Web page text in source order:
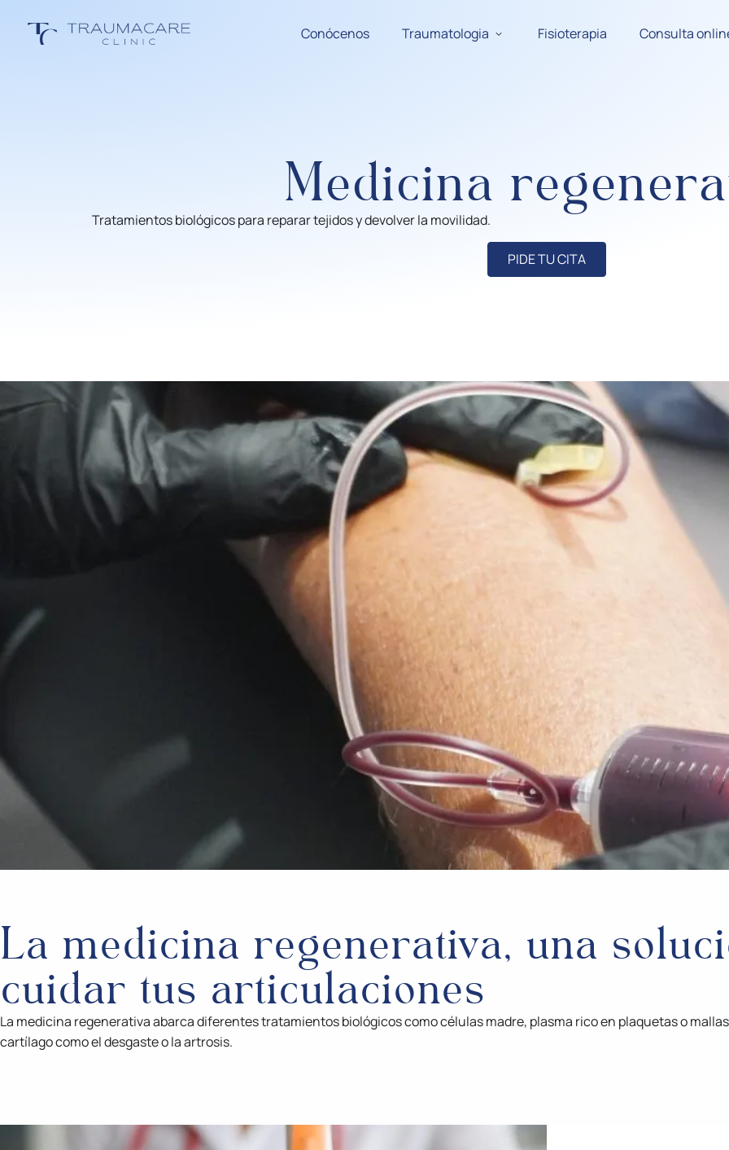
Conócenos Traumatologia Fisioterapia Consulta
Medicina
Tratamientos biológicos para reparar tejidos y devolver la movilidad.
PIDE TU CITA
La medicina regenerativa, una
cuidar tus articulaciones
La medicina regenerativa abarca diferentes tratamientos biológicos como células madre, plasma rico en plaquetas o
cartílago como el desgaste o la artrosis.